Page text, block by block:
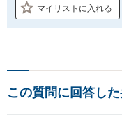
マイリストに入れる
この質問に回答し